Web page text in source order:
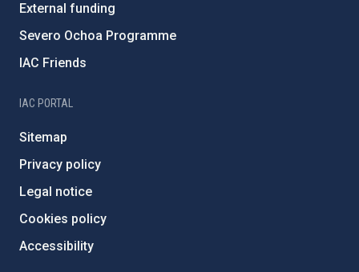
External funding
Severo Ochoa Programme
IAC Friends
IAC PORTAL
Sitemap
Privacy policy
Legal notice
Cookies policy
Accessibility